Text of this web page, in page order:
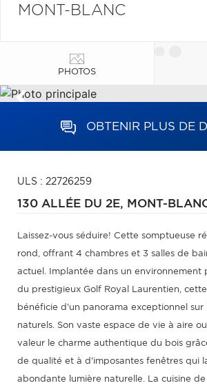
MONT-BLANC
PHOTOS
OBTENIR PLUS DE
ULS : 22726259
130 ALLÉE DU 2E, MONT-
Laissez-vous séduire! Cette somptueuse
rond, offrant 4 chambres et 3 salles de
actuel. Implantée dans un environnement
du prestigieux Golf Royal Laurentien,
bénéficie d'un panorama exceptionnel sur
naturels. Son vaste espace de vie à aire
valeur le charme authentique du bois
de qualité et à d'imposantes fenêtres qui
abondante lumière naturelle. La cuisine